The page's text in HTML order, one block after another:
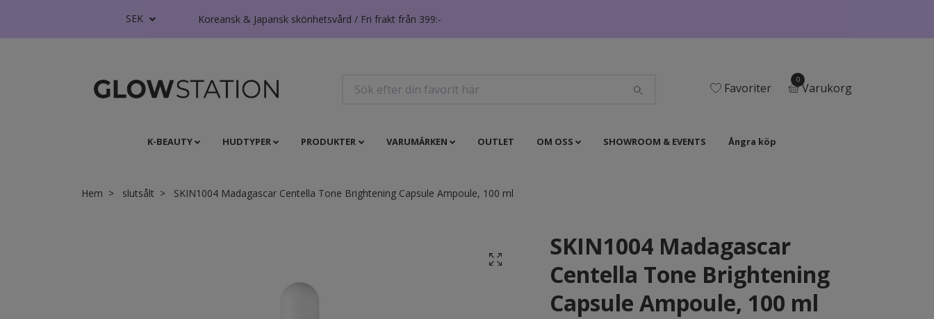
SEK Koreansk & Japansk skönhetsvård / Fri frakt från 399:-
Favoriter
0
Varukorg
K-BEAUTY HUDTYPER PRODUKTER VARUMÄRKEN OUTLET OM OSS SHOWROOM & EVENTS Ångra köp
Hem slutsålt SKIN1004 Madagascar Centella Tone Brightening Capsule Ampoule, 100 ml
SKIN1004 Madagascar
Centella Tone Brightening
Capsule Ampoule, 100 ml